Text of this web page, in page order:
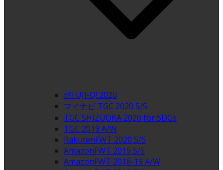
超FUJI-Q! 2020
マイナビ TGC 2020 S/S
TGC SHIZUOKA 2020 for SDGs
TGC 2019 A/W
RakutenFWT 2020 S/S
AmazonFWT 2019 S/S
AmazonFWT 2018-19 A/W